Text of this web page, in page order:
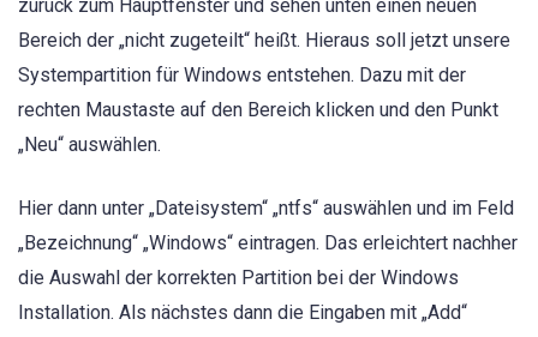
zurück zum Hauptfenster und sehen unten einen neuen
Bereich der „nicht zugeteilt“ heißt. Hieraus soll jetzt unsere
Systempartition für Windows entstehen. Dazu mit der
rechten Maustaste auf den Bereich klicken und den Punkt
„Neu“ auswählen.
Hier dann unter „Dateisystem“ „ntfs“ auswählen und im Feld
„Bezeichnung“ „Windows“ eintragen. Das erleichtert nachher
die Auswahl der korrekten Partition bei der Windows
Installation. Als nächstes dann die Eingaben mit „Add“